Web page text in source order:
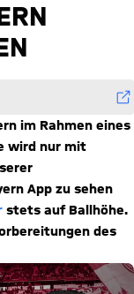
im Rahmen eines
wird nur mit
App zu sehen
stets auf Ballhöhe.
des